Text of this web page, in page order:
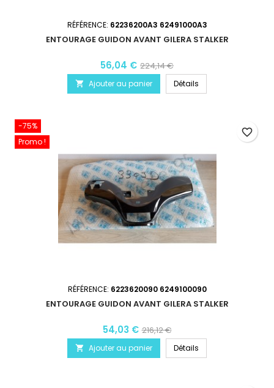
RÉFÉRENCE: 62236200A3 62491000A3
ENTOURAGE GUIDON AVANT GILERA STALKER
56,04 € 224,14 €
 Ajouter au panier Détails
-75%
Promo !
RÉFÉRENCE: 6223620090 6249100090
ENTOURAGE GUIDON AVANT GILERA STALKER
54,03 € 216,12 €
 Ajouter au panier Détails
favorite_border